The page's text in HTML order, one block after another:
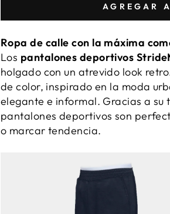
AGREGAR
Ropa de calle con la máxima
Los pantalones deportivos
holgado con un atrevido look
de color, inspirado en la moda
elegante e informal. Gracias a su
pantalones deportivos son
o marcar tendencia.